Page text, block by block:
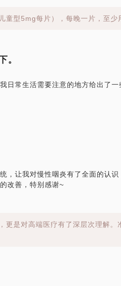
型5mg每片），每晚一片，至少
。
日常生活需要注意的地方给出了一
，让我对慢性咽炎有了全面的认识
改善，特别感谢~
更是对高端医疗有了深层次理解。